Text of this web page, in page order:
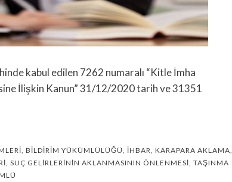
kabul edilen 7262 numaralı “Kitle İmha
İlişkin Kanun” 31/12/2020 tarih ve 31351
, BILDIRIM YÜKÜMLÜLÜĞÜ, İHBAR, KARAPARA AKLAMA,
, SUÇ GELIRLERININ AKLANMASININ ÖNLENMESI, TAŞINMA